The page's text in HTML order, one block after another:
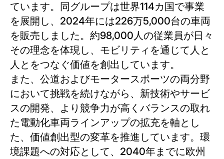
ています。同グループは世界114カ国で事業
を展開し、2024年には226万5,000台の車両
を販売しました。約98,000人の従業員が日々
その理念を体現し、モビリティを通じて人と
人とをつなぐ価値を創出しています。
また、公道およびモータースポーツの両分野
において挑戦を続けながら、新技術やサービ
スの開発、より競争力が高くバランスの取れ
た電動化車両ラインアップの拡充を軸とし
た、価値創出型の変革を推進しています。環
境課題への対応として、2040年までに欧州